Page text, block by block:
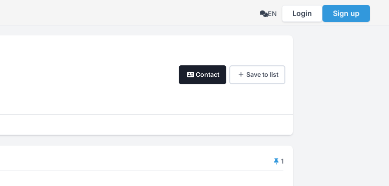
EN Login Sign up
Contact Save to list
1